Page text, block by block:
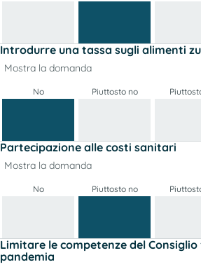
Introdurre una tassa sugli alimenti
Mostra la domanda
No Piuttosto no
Partecipazione alle costi sanitari
Mostra la domanda
No Piuttosto no
Limitare le competenze del
pandemia